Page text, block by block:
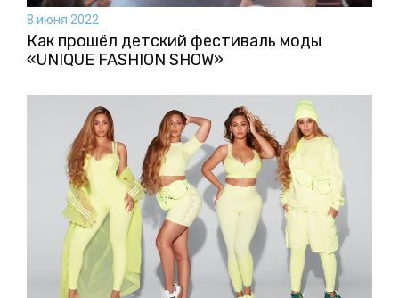
8 июня 2022
Как прошёл детский фестиваль моды
«UNIQUE FASHION SHOW»